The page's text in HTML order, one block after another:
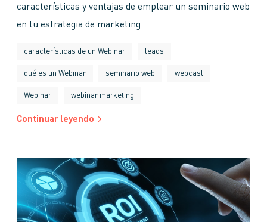
características y ventajas de emplear un seminario web
en tu estrategia de marketing
características de un Webinar leads
qué es un Webinar seminario web webcast
Webinar webinar marketing
Continuar leyendo